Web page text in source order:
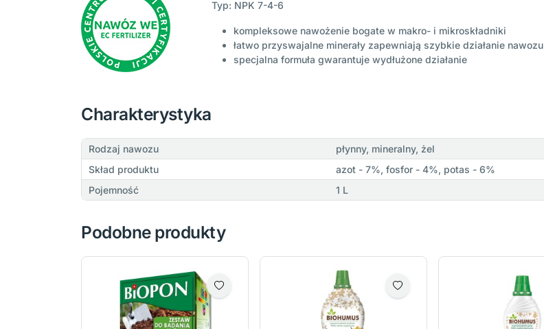
Typ: NPK 7-4-6
kompleksowe nawożenie bogate w makro- i mikroskładniki
łatwo przyswajalne minerały zapewniają szybkie działanie nawozu
specjalna formuła gwarantuje wydłużone działanie
Charakterystyka
Rodzaj nawozu
płynny, mineralny, żel
Skład produktu
azot - 7%, fosfor - 4%, potas - 6%
Pojemność
1 L
Podobne produkty